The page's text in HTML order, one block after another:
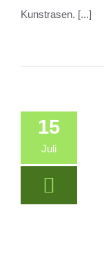
Kunstrasen. [...]
15
Juli